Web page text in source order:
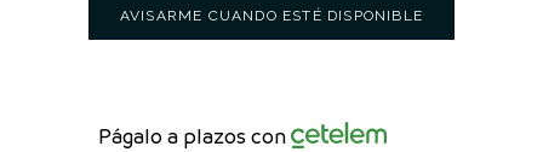
AVISARME CUANDO ESTÉ DISPONIBLE
Págalo a plazos con